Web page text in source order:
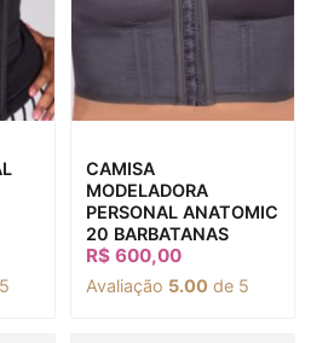
CAMISA
MODELADORA
PERSONAL ANATOMIC
20 BARBATANAS
R$ 600,00
Avaliação 5.00 de 5